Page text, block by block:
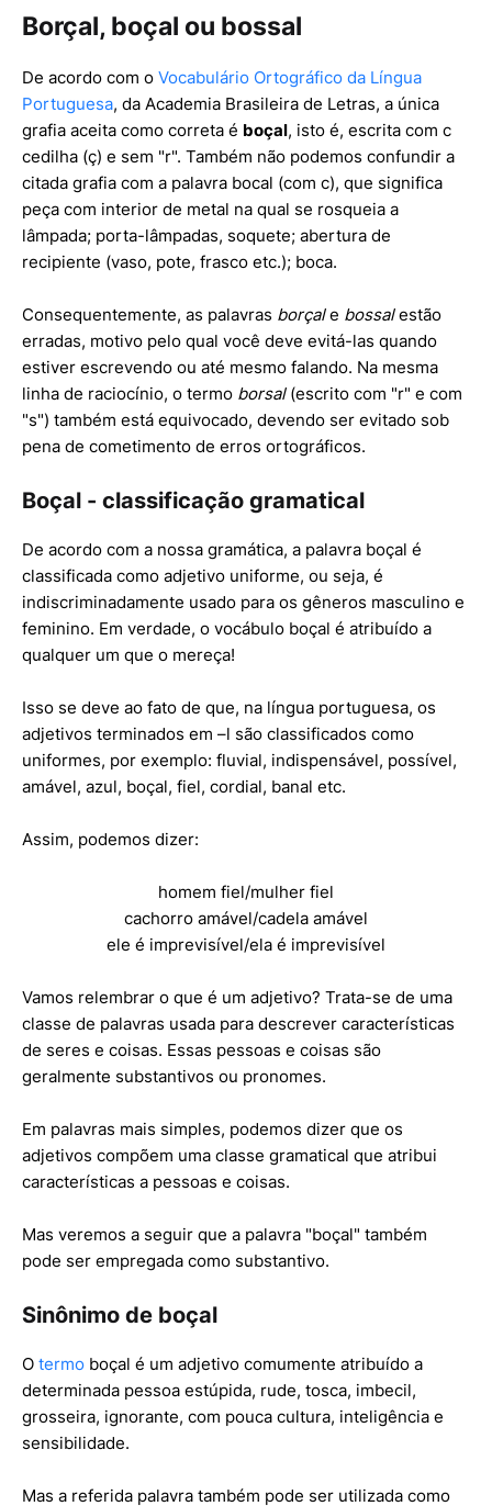
Borçal, boçal ou bossal
De acordo com o Vocabulário Ortográfico da Língua
Portuguesa, da Academia Brasileira de Letras, a única
grafia aceita como correta é boçal, isto é, escrita com c
cedilha (ç) e sem "r". Também não podemos confundir a
citada grafia com a palavra bocal (com c), que significa
peça com interior de metal na qual se rosqueia a
lâmpada; porta-lâmpadas, soquete; abertura de
recipiente (vaso, pote, frasco etc.); boca.
Consequentemente, as palavras borçale bossalestão
erradas, motivo pelo qual você deve evitá-las quando
estiver escrevendo ou até mesmo falando. Na mesma
linha de raciocínio, o termo borsal (escrito com "r" e com
"s") também está equivocado, devendo ser evitado sob
pena de cometimento de erros ortográficos.
Boçal - classificação gramatical
De acordo com a nossa gramática, a palavra boçal é
classificada como adjetivo uniforme, ou seja, é
indiscriminadamente usado para os gêneros masculino e
feminino. Em verdade, o vocábulo boçal é atribuído a
qualquer um que o mereça!
Isso se deve ao fato de que, na língua portuguesa, os
adjetivos terminados em –l são classificados como
uniformes, por exemplo: fluvial, indispensável, possível,
amável, azul, boçal, fiel, cordial, banal etc.
Assim, podemos dizer:
homem fiel/mulher fiel
cachorro amável/cadela amável
ele é imprevisível/ela é imprevisível
Vamos relembrar o que é um adjetivo? Trata-se de uma
classe de palavras usada para descrever características
de seres e coisas. Essas pessoas e coisas são
geralmente substantivos ou pronomes.
Em palavras mais simples, podemos dizer que os
adjetivos compõem uma classe gramatical que atribui
características a pessoas e coisas.
Mas veremos a seguir que a palavra "boçal" também
pode ser empregada como substantivo.
Sinônimo de boçal
O termo boçal é um adjetivo comumente atribuído a
determinada pessoa estúpida, rude, tosca, imbecil,
grosseira, ignorante, com pouca cultura, inteligência e
sensibilidade.
Mas a referida palavra também pode ser utilizada como